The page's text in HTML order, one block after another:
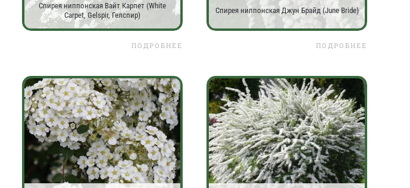
Спирея ниппонская Вайт Карпет (White
Carpet, Gelspir, Гелспир)
ПОДРОБНЕЕ
Спирея ниппонская Джун Брайд (June Bride)
ПОДРОБНЕЕ